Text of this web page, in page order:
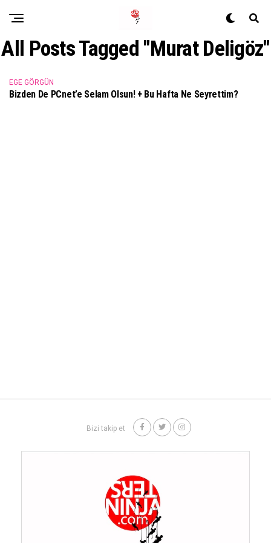
All Posts Tagged "Murat Deligöz"
EGE GÖRGÜN
Bizden De PCnet’e Selam Olsun! + Bu Hafta Ne Seyrettim?
Bizi takip et